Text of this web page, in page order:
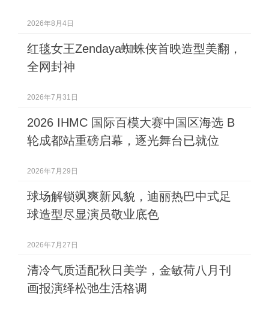
2026年8月4日
红毯女王Zendaya蜘蛛侠首映造型美翻，
全网封神
2026年7月31日
2026 IHMC 国际百模大赛中国区海选 B
轮成都站重磅启幕，逐光舞台已就位
2026年7月29日
球场解锁飒爽新风貌，迪丽热巴中式足
球造型尽显演员敬业底色
2026年7月27日
清冷气质适配秋日美学，金敏荷八月刊
画报演绎松弛生活格调